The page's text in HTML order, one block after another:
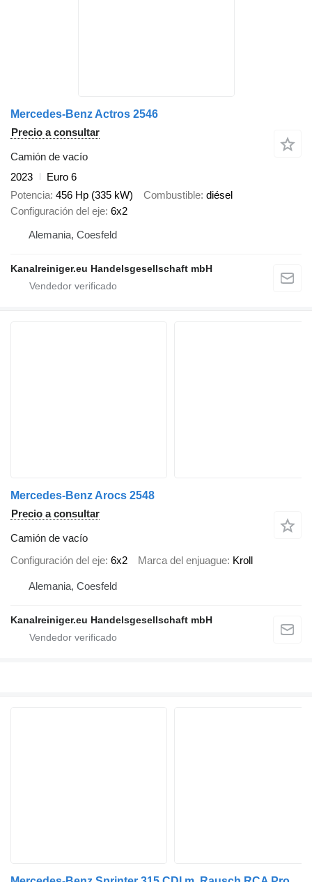
Mercedes-Benz Actros 2546
Precio a consultar
Camión de vacío
2023
Euro 6
Potencia 456 Hp (335 kW) Combustible diésel
Configuración del eje 6x2
Alemania, Coesfeld
Kanalreiniger.eu Handelsgesellschaft mbH
Mercedes-Benz Arocs 2548
Precio a consultar
Camión de vacío
Configuración del eje 6x2 Marca del enjuague Kroll
Alemania, Coesfeld
Kanalreiniger.eu Handelsgesellschaft mbH